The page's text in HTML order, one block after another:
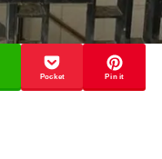
Pocket Pin it